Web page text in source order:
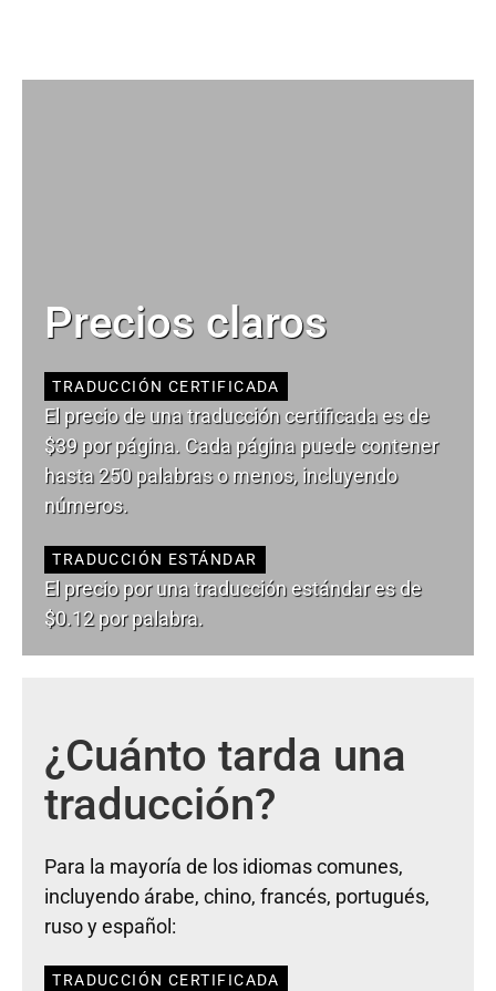
Precios claros
TRADUCCIÓN CERTIFICADA
El precio de una traducción certificada es de
$39 por página. Cada página puede contener
hasta 250 palabras o menos, incluyendo
números.
TRADUCCIÓN ESTÁNDAR
El precio por una traducción estándar es de
$0.12 por palabra.
¿Cuánto tarda una
traducción?
Para la mayoría de los idiomas comunes,
incluyendo árabe, chino, francés, portugués,
ruso y español:
TRADUCCIÓN CERTIFICADA